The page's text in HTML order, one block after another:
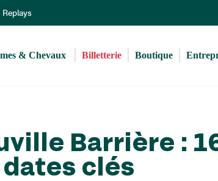
au
principal
& Chevaux Billetterie Boutique
Barrière :
clés